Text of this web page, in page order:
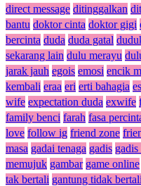
direct message ditinggalkan
bantu doktor cinta doktor gigi
bercinta duda duda gatal
sekarang lain dulu merayu
jarak jauh egois emosi encik m
kembali eraa eri erti bahagia
wife expectation duda exwife
family benci farah fasa
love follow ig friend zone
masa gadai tenaga gadis gadis
memujuk gambar game online
tak bertali gantung tidak bertali